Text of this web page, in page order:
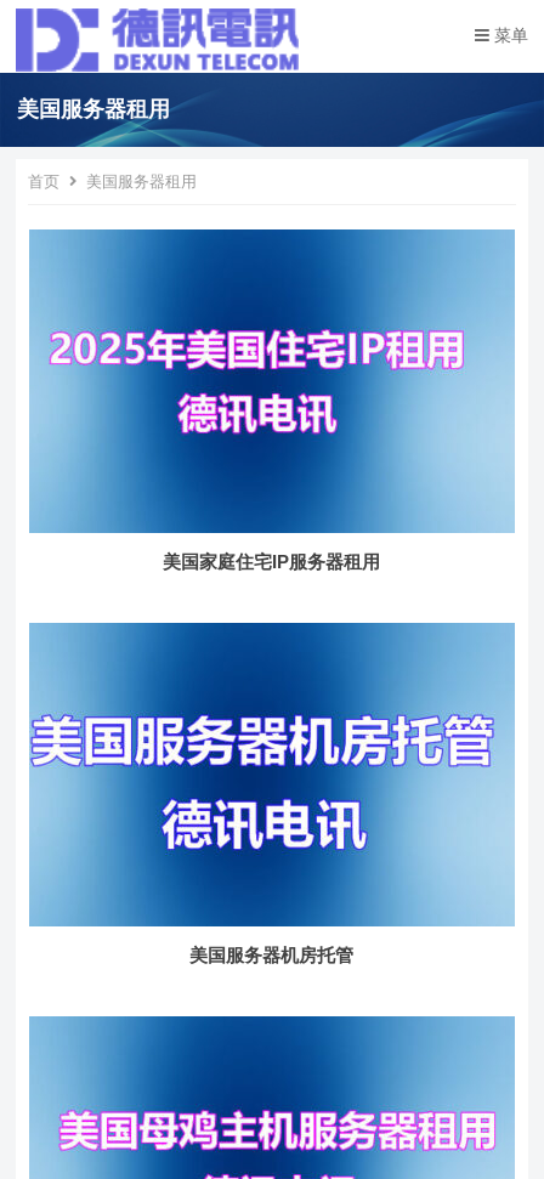
菜单
美国服务器租用
首页 美国服务器租用
美国家庭住宅IP服务器租用
美国服务器机房托管